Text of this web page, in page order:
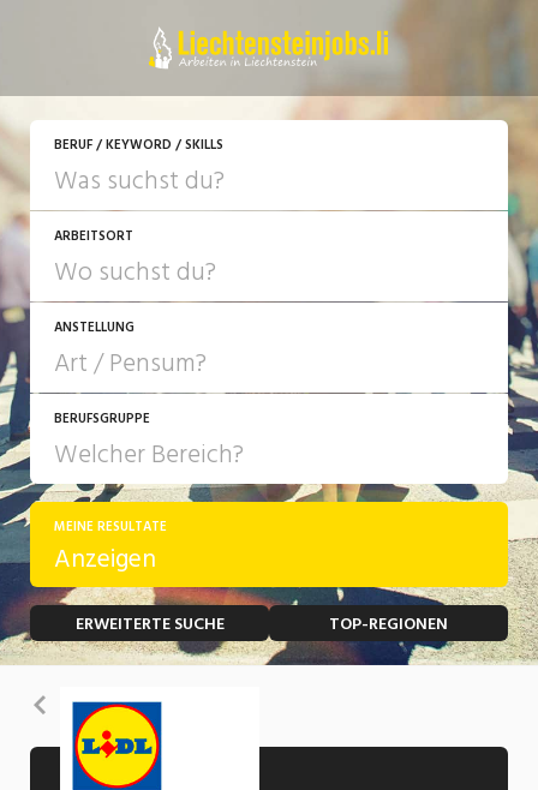
BERUF / KEYWORD / SKILLS
ARBEITSORT
ANSTELLUNG
JOB-TYP
Festanstellung
Temporär (befristet)
Freelance
Praktikum
Lehrstelle
BERUFSGRUPPE
Bank, Versicherung
Bau, Handwerk, Elektro
Bildung, Kunst, Design, Soziale Berufe, Sport
Consulting, Human Resources
Einkauf, Logistik, Transport, Verkehr
MEINE RESULTATE
Anzeigen
ERWEITERTE SUCHE TOP-REGIONEN
Zurück
JETZT BEWERBEN